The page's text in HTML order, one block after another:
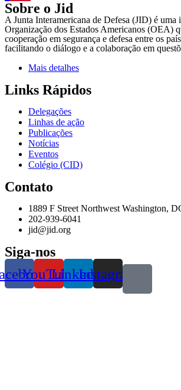
Sobre o Jid
A Junta Interamericana de Defesa (JID) é uma
Organização dos Estados Americanos (OEA)
cooperação em segurança e defesa entre os
facilitando o diálogo e a colaboração em
Mais detalhes
Links Rápidos
Delegações
Linhas de ação
Publicações
Notícias
Eventos
Colégio (CID)
Contato
1889 F Street Northwest Washington,
202-939-6041
jid@jid.org
Siga-nos
YouTubeLinkedin
Instagram